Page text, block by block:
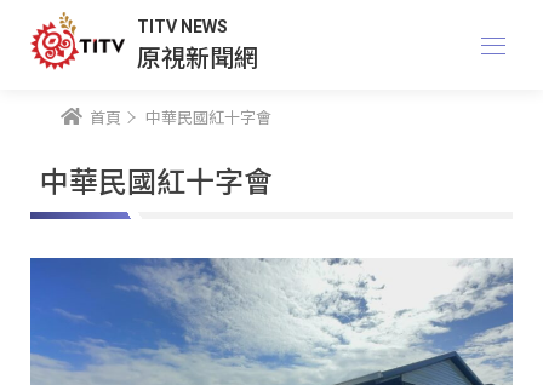
TITV NEWS
原視新聞網
首頁 中華民國紅十字會
中華民國紅十字會